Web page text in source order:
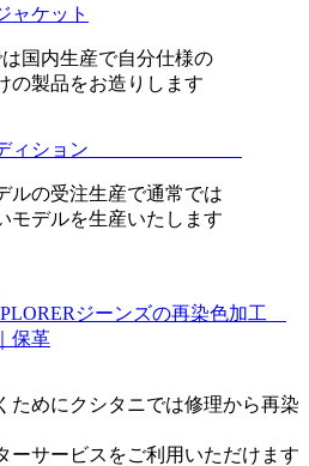
ャケット
国内生産で自分仕様の
の製品をお造りします
ドエディション
ルの受注生産で通常では
モデルを生産いたします
ジーンズの再染色加工
保革
ためにクシタニでは修理から再染
ーサービスをご利用いただけます